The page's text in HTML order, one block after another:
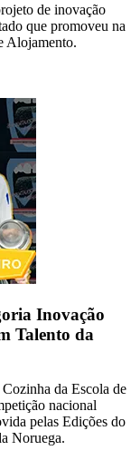
de inovação
que promoveu na
Alojamento.
Inovação
Talento da
da Escola de
nacional
pelas Edições do
Noruega.